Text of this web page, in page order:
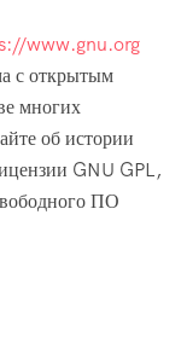
www.gnu.org
с открытым
многих
об истории
GNU GPL,
ПО